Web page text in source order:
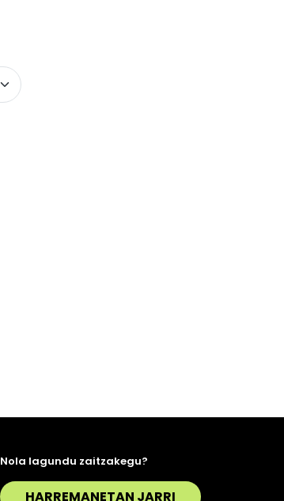
Nola lagundu zaitzakegu?
HARREMANETAN JARRI